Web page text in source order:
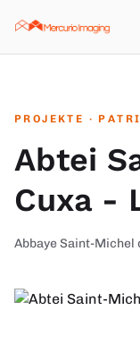
PROJEKTE ·
Abtei
Cuxa -
Abbaye Saint-